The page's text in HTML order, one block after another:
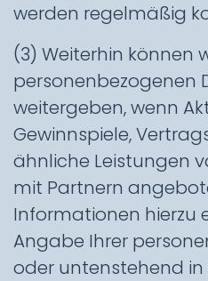
werden regelmäßig
(3) Weiterhin können
personenbezogenen
weitergeben, wenn
Gewinnspiele,
ähnliche Leistungen
mit Partnern
Informationen hierzu
Angabe Ihrer
oder untenstehend in